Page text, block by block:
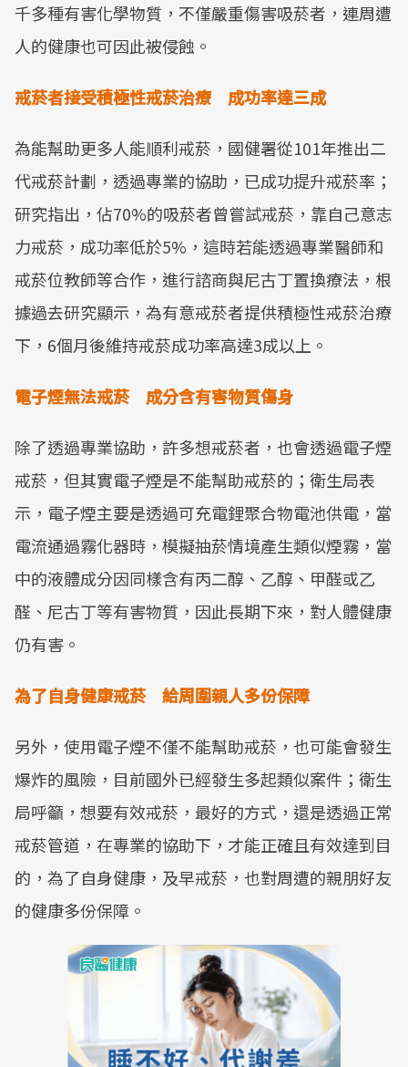
千多種有害化學物質，不僅嚴重傷害吸菸者，連周遭
人的健康也可因此被侵蝕。
戒菸者接受積極性戒菸治療 成功率達三成
為能幫助更多人能順利戒菸，國健署從101年推出二
代戒菸計劃，透過專業的協助，已成功提升戒菸率；
研究指出，佔70%的吸菸者曾嘗試戒菸，靠自己意志
力戒菸，成功率低於5%，這時若能透過專業醫師和
戒菸位教師等合作，進行諮商與尼古丁置換療法，根
據過去研究顯示，為有意戒菸者提供積極性戒菸治療
下，6個月後維持戒菸成功率高達3成以上。
電子煙無法戒菸 成分含有害物質傷身
除了透過專業協助，許多想戒菸者，也會透過電子煙
戒菸，但其實電子煙是不能幫助戒菸的；衛生局表
示，電子煙主要是透過可充電鋰聚合物電池供電，當
電流通過霧化器時，模擬抽菸情境產生類似煙霧，當
中的液體成分因同樣含有丙二醇、乙醇、甲醛或乙
醛、尼古丁等有害物質，因此長期下來，對人體健康
仍有害。
為了自身健康戒菸 給周圍親人多份保障
另外，使用電子煙不僅不能幫助戒菸，也可能會發生
爆炸的風險，目前國外已經發生多起類似案件；衛生
局呼籲，想要有效戒菸，最好的方式，還是透過正常
戒菸管道，在專業的協助下，才能正確且有效達到目
的，為了自身健康，及早戒菸，也對周遭的親朋好友
的健康多份保障。